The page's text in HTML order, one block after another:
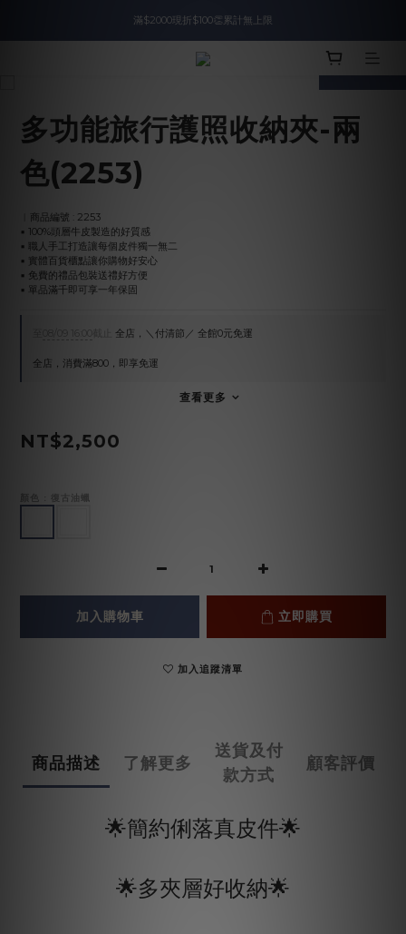
入會即領$888購物金🙌
滿$2000現折$100👏累計無上限
入會即領$888購物金🙌 prev next
多功能旅行護照收納夾-兩
色(2253)
︱商品編號 : 2253
▪︎ 100%頭層牛皮製造的好質感
▪︎ 職人手工打造讓每個皮件獨一無二
▪︎ 實體百貨櫃點讓你購物好安心
▪︎ 免費的禮品包裝送禮好方便
▪︎ 單品滿千即可享一年保固
全店，＼付清節／ 全館0元免運
全店，消費滿800，即享免運
查看更多
NT$2,500
: 復古油蠟
加入購物車 立即購買
加入追蹤清單
商品描述 了解更多
送貨及付
款方式
顧客評價
🌟簡約俐落真皮件🌟
🌟多夾層好收納🌟